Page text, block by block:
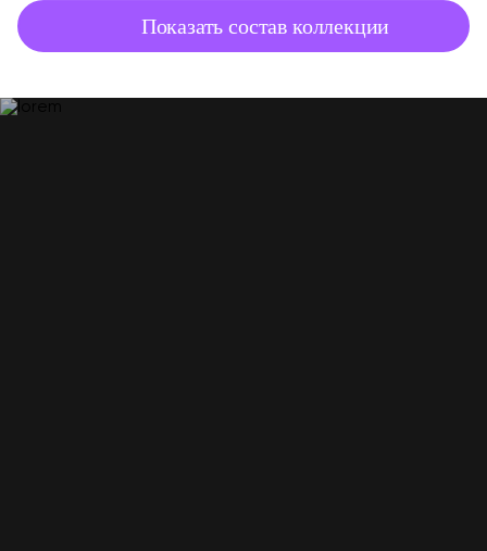
Показать состав коллекции